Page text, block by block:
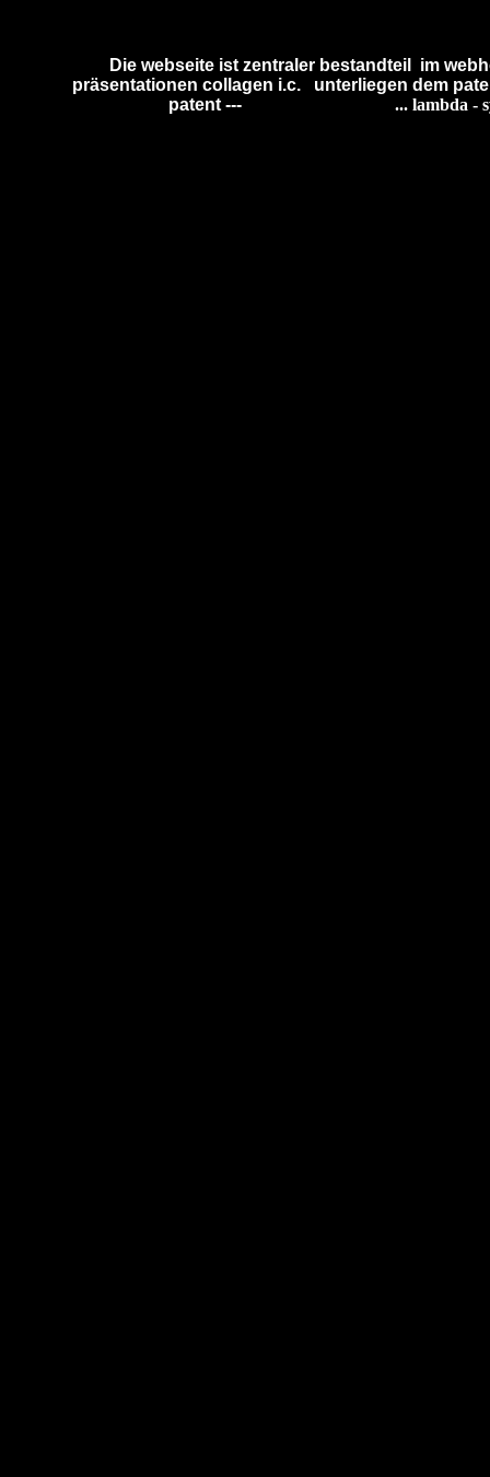
Die webseite ist zentraler bestandteil im
präsentationen collagen i.c. unterliegen dem
patent --- ... lambda -